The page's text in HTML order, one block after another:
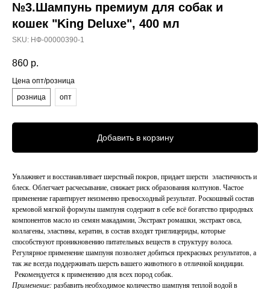
№3.Шампунь премиум для собак и
кошек "King Deluxe", 400 мл
SKU: НФ-00000390-1
860 р.
Цена опт/розница
розница
опт
Добавить в корзину
Увлажняет и восстанавливает шерстный покров, придает шерсти эластичность и
блеск. Облегчает расчесывание, снижает риск образования колтунов. Частое
применение гарантирует неизменно превосходный результат. Роскошный состав
кремовой мягкой формулы шампуня содержит в себе всё богатство природных
компонентов масло из семян макадамии, Экстракт ромашки, экстракт овса,
коллагены, эластины, кератин, в состав входят триглицериды, которые
способствуют проникновению питательных веществ в структуру волоса.
Регулярное применение шампуня позволяет добиться прекрасных результатов, а
так же всегда поддерживать шерсть вашего животного в отличной кондиции.
Рекомендуется к применению для всех пород собак.
Применение: разбавить необходимое количество шампуня теплой водой в